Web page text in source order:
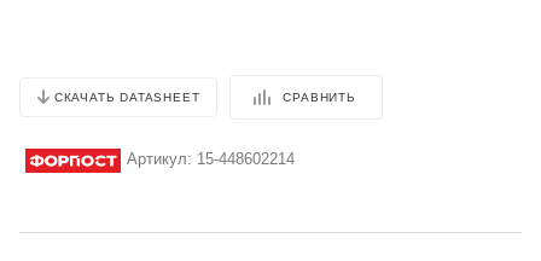
СКАЧАТЬ DATASHEET СРАВНИТЬ
Артикул: 15-448602214